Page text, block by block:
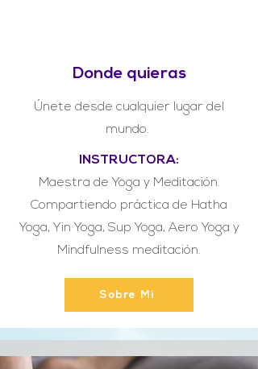
Donde quieras
Únete desde cualquier lugar del
mundo.
INSTRUCTORA:
Maestra de Yoga y Meditación.
Compartiendo práctica de Hatha
Yoga, Yin Yoga, Sup Yoga, Aero Yoga y
Mindfulness meditación.
Sobre Mí